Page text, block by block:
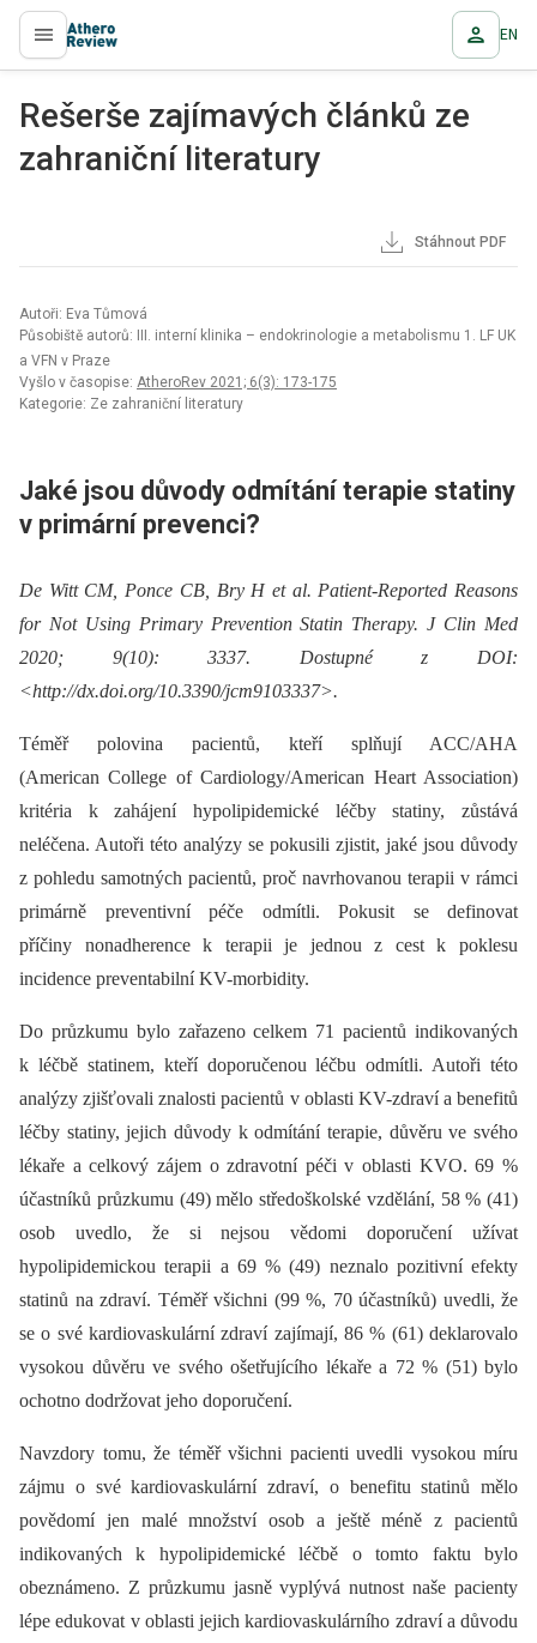
proLékaře.cz EN
Rešerše zajímavých článků ze
zahraniční literatury
Stáhnout PDF
Autoři: Eva Tůmová
Působiště autorů: III. interní klinika – endokrinologie a metabolismu 1. LF UK
a VFN v Praze
Vyšlo v časopise: AtheroRev 2021; 6(3): 173-175
Kategorie: Ze zahraniční literatury
Jaké jsou důvody odmítání terapie statiny
v primární prevenci?
De Witt CM, Ponce CB, Bry H et al. Patient-Reported Reasons
for Not Using Primary Prevention Statin Therapy. J Clin Med
2020; 9(10): 3337. Dostupné z DOI:
<http://dx.doi.org/10.3390/jcm9103337>.
Téměř polovina pacientů, kteří splňují ACC/AHA
(American College of Cardiology/American Heart Association)
kritéria k zahájení hypolipidemické léčby statiny, zůstává
neléčena. Autoři této analýzy se pokusili zjistit, jaké jsou důvody
z pohledu samotných pacientů, proč navrhovanou terapii v rámci
primárně preventivní péče odmítli. Pokusit se definovat
příčiny nonadherence k terapii je jednou z cest k poklesu
incidence preventabilní KV-morbidity.
Do průzkumu bylo zařazeno celkem 71 pacientů indikovaných
k léčbě statinem, kteří doporučenou léčbu odmítli. Autoři této
analýzy zjišťovali znalosti pacientů v oblasti KV-zdraví a benefitů
léčby statiny, jejich důvody k odmítání terapie, důvěru ve svého
lékaře a celkový zájem o zdravotní péči v oblasti KVO. 69 %
účastníků průzkumu (49) mělo středoškolské vzdělání, 58 % (41)
osob uvedlo, že si nejsou vědomi doporučení užívat
hypolipidemickou terapii a 69 % (49) neznalo pozitivní efekty
statinů na zdraví. Téměř všichni (99 %, 70 účastníků) uvedli, že
se o své kardiovaskulární zdraví zajímají, 86 % (61) deklarovalo
vysokou důvěru ve svého ošetřujícího lékaře a 72 % (51) bylo
ochotno dodržovat jeho doporučení.
Navzdory tomu, že téměř všichni pacienti uvedli vysokou míru
zájmu o své kardiovaskulární zdraví, o benefitu statinů mělo
povědomí jen malé množství osob a ještě méně z pacientů
indikovaných k hypolipidemické léčbě o tomto faktu bylo
obeznámeno. Z průzkumu jasně vyplývá nutnost naše pacienty
lépe edukovat v oblasti jejich kardiovaskulárního zdraví a důvodu